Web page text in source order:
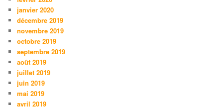
janvier 2020
décembre 2019
novembre 2019
octobre 2019
septembre 2019
août 2019
juillet 2019
juin 2019
mai 2019
avril 2019